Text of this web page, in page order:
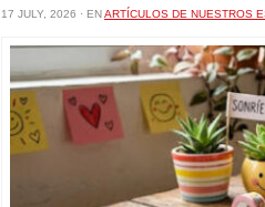
17 JULY, 2026 · ENARTÍCULOS DE NUESTROS